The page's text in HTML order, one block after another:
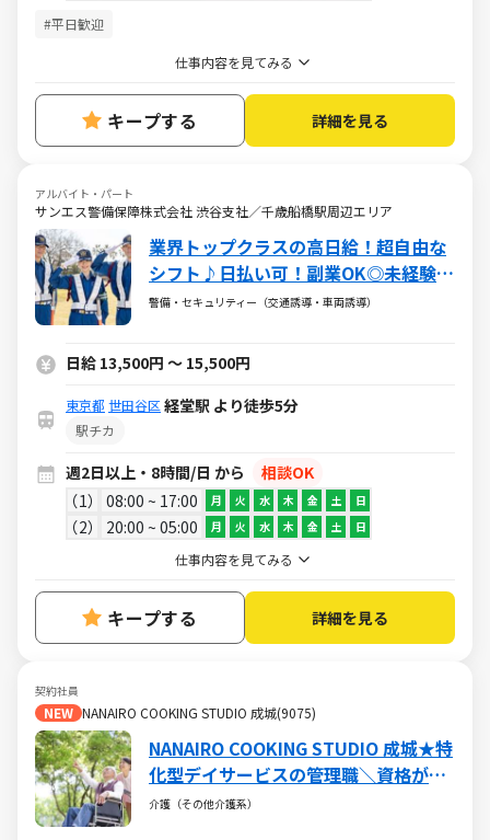
#平日歓迎
仕事内容を見てみる
キープする 詳細を見る
アルバイト・パート
サンエス警備保障株式会社 渋谷支社／千歳船橋駅周辺エリア
業界トップクラスの高日給！超自由な
シフト♪日払い可！副業OK◎未経験大
歓迎
警備・セキュリティー（交通誘導・車両誘導）
日給 13,500円 ～ 15,500円
東京都 世田谷区 経堂駅 より徒歩5分
駅チカ
週2日以上・8時間/日 から
相談OK
1
08:00 ~ 17:00 月 火 水 木 金 土 日
2 20:00 ~ 05:00 月 火 水 木 金 土 日
仕事内容を見てみる
キープする 詳細を見る
契約社員
NEW NANAIRO COOKING STUDIO 成城(9075)
NANAIRO COOKING STUDIO 成城★特
化型デイサービスの管理職＼資格が活
かせる♪／ブランクＯＫ・社保完備・
介護（その他介護系）